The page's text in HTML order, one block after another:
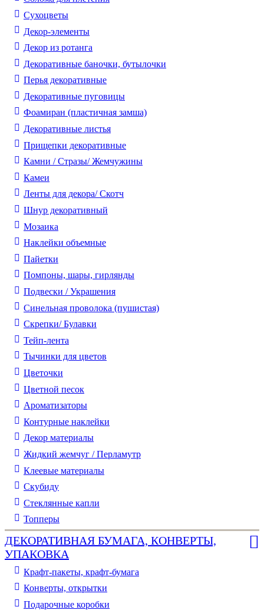
Cухоцветы
Декор-элементы
Декор из ротанга
Декоративные баночки, бутылочки
Перья декоративные
Декоративные пуговицы
Фоамиран (пластичная замша)
Декоративные листья
Прищепки декоративные
Камни / Cтразы/ Жемчужины
Камеи
Ленты для декора/ Скотч
Шнур декоративный
Мозаика
Наклейки объемные
Пайетки
Помпоны, шары, гирлянды
Подвески / Украшения
Синельная проволока (пушистая)
Скрепки/ Булавки
Тейп-лента
Тычинки для цветов
Цветочки
Цветной песок
Ароматизаторы
Контурные наклейки
Декор материалы
Жидкий жемчуг / Перламутр
Клеевые материалы
Скубиду
Стеклянные капли
Топперы
ДЕКОРАТИВНАЯ БУМАГА, КОНВЕРТЫ,
УПАКОВКА
Крафт-пакеты, крафт-бумага
Конверты, открытки
Подарочные коробки